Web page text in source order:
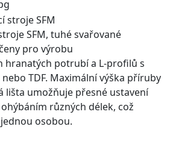
SFM, tuhé svařované
pro výrobu
hranatých potrubí a L-profilů s
TDF. Maximální výška příruby
lišta umožňuje přesné ustavení
různých délek, což
osobou.